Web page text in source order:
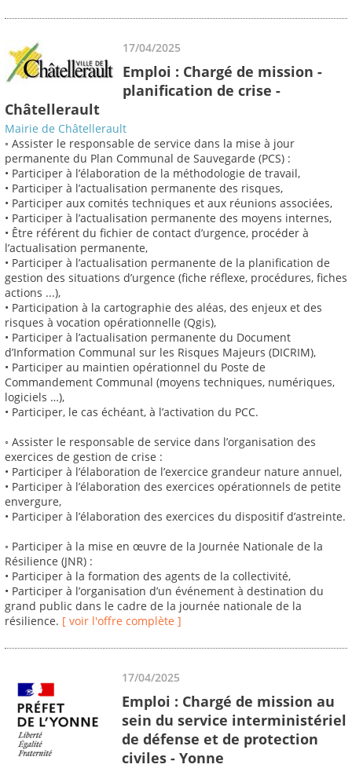
17/04/2025
Emploi : Chargé de mission -
planification de crise -
Châtellerault
Mairie de Châtellerault
◦ Assister le responsable de service dans la mise à jour
permanente du Plan Communal de Sauvegarde (PCS) :
• Participer à l’élaboration de la méthodologie de travail,
• Participer à l’actualisation permanente des risques,
• Participer aux comités techniques et aux réunions associées,
• Participer à l’actualisation permanente des moyens internes,
• Être référent du fichier de contact d’urgence, procéder à
l’actualisation permanente,
• Participer à l’actualisation permanente de la planification de
gestion des situations d’urgence (fiche réflexe, procédures, fiches
actions ...),
• Participation à la cartographie des aléas, des enjeux et des
risques à vocation opérationnelle (Qgis),
• Participer à l’actualisation permanente du Document
d’Information Communal sur les Risques Majeurs (DICRIM),
• Participer au maintien opérationnel du Poste de
Commandement Communal (moyens techniques, numériques,
logiciels …),
• Participer, le cas échéant, à l’activation du PCC.
◦ Assister le responsable de service dans l’organisation des
exercices de gestion de crise :
• Participer à l’élaboration de l’exercice grandeur nature annuel,
• Participer à l’élaboration des exercices opérationnels de petite
envergure,
• Participer à l’élaboration des exercices du dispositif d’astreinte.
◦ Participer à la mise en œuvre de la Journée Nationale de la
Résilience (JNR) :
• Participer à la formation des agents de la collectivité,
• Participer à l’organisation d’un événement à destination du
grand public dans le cadre de la journée nationale de la
résilience. [ voir l'offre complète ]
17/04/2025
Emploi : Chargé de mission au
sein du service interministériel
de défense et de protection
civiles - Yonne